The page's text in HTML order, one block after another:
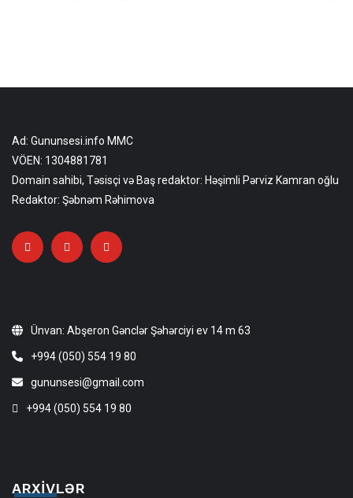
Ad: Gununsesi.info MMC
VÖEN: 1304881781
Domain sahibi, Təsisçi və Baş redaktor: Həşimli Pərviz Kamran oğlu
Redaktor: Şəbnəm Rəhimova
Ünvan: Abşeron Gənclər Şəhərciyi ev 14 m 63
+994 (050) 554 19 80
gununsesi@gmail.com
+994 (050) 554 19 80
ARXIVLƏR